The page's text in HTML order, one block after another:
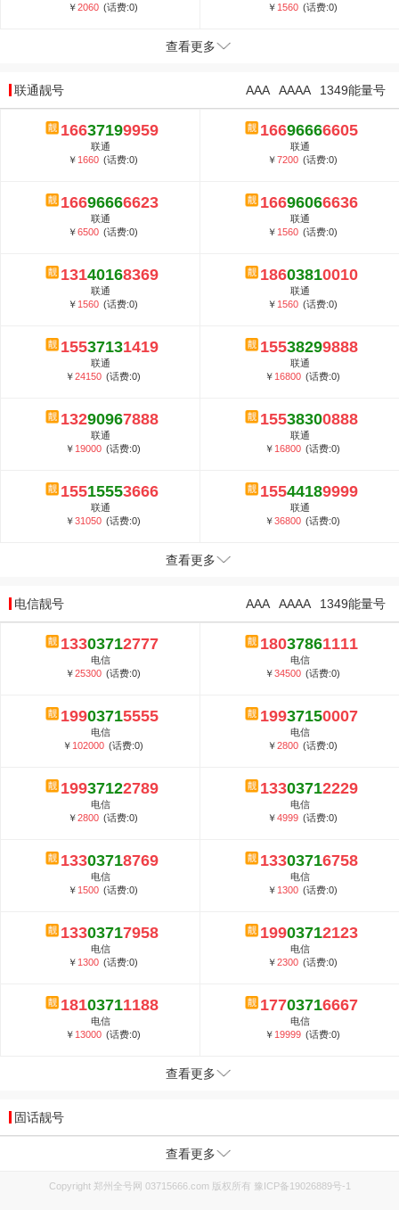
￥2060 (话费:0)
￥ 1560 (话费:0)
查看更多
联通靓号 1349能量号
AAAA
AAA
16637199959
联通
￥ 1660 (话费:0)
16696666605
联通
￥7200 (话费:0)
16696666623
联通
￥6500 (话费:0)
16696066636
联通
￥ 1560 (话费:0)
13140168369
联通
￥ 1560 (话费:0)
18603810010
联通
￥ 1560 (话费:0)
15537131419
联通
￥24150 (话费:0)
15538299888
联通
￥ 16800 (话费:0)
13290967888
联通
￥ 19000 (话费:0)
15538300888
联通
￥ 16800 (话费:0)
15515553666
联通
￥31050 (话费:0)
15544189999
联通
￥36800 (话费:0)
查看更多
电信靓号 1349能量号
AAAA
AAA
13303712777
电信
￥25300 (话费:0)
18037861111
电信
￥34500 (话费:0)
19903715555
电信
￥ 102000 (话费:0)
19937150007
电信
￥2800 (话费:0)
19937122789
电信
￥2800 (话费:0)
13303712229
电信
￥4999 (话费:0)
13303718769
电信
￥ 1500 (话费:0)
13303716758
电信
￥ 1300 (话费:0)
13303717958
电信
￥ 1300 (话费:0)
19903712123
电信
￥2300 (话费:0)
18103711188
电信
￥ 13000 (话费:0)
17703716667
电信
￥ 19999 (话费:0)
查看更多
固话靓号
查看更多
Copyright 郑州全号网 03715666.com 版权所有 豫ICP备19026889号-1